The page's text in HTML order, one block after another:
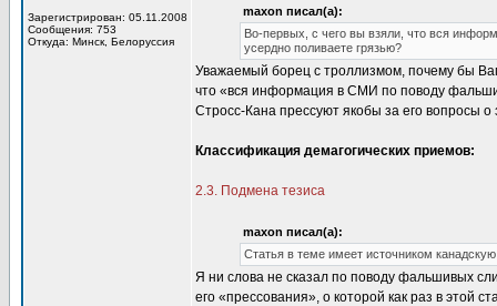
Зарегистрирован: 05.11.2008
Сообщения: 753
Откуда: Минск, Белоруссия
maxon писал(а):
Во-первых, с чего вы взяли, что вся
усердно поливаете грязью?
Уважаемый борец с троллизмом, почему бы
что «вся информация в СМИ по поводу
Стросс-Кана прессуют якобы за его вопросы о
Классификация демагогических приемов:
2.3. Подмена тезиса
maxon писал(а):
Статья в теме имеет источником
Я ни слова не сказал по поводу фальшивых
его «прессования», о которой как раз в этой